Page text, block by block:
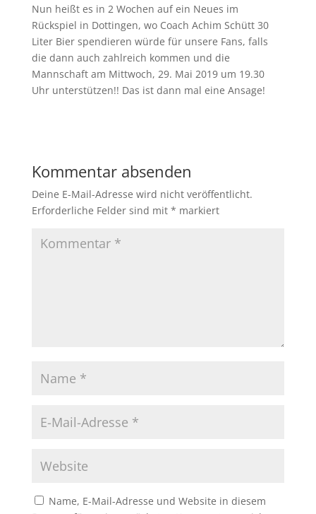
Nun heißt es in 2 Wochen auf ein Neues im
Rückspiel in Dottingen, wo Coach Achim Schütt 30
Liter Bier spendieren würde für unsere Fans, falls
die dann auch zahlreich kommen und die
Mannschaft am Mittwoch, 29. Mai 2019 um 19.30
Uhr unterstützen!! Das ist dann mal eine Ansage!
Kommentar absenden
Deine E-Mail-Adresse wird nicht veröffentlicht.
Erforderliche Felder sind mit * markiert
Name, E-Mail-Adresse und Website in diesem